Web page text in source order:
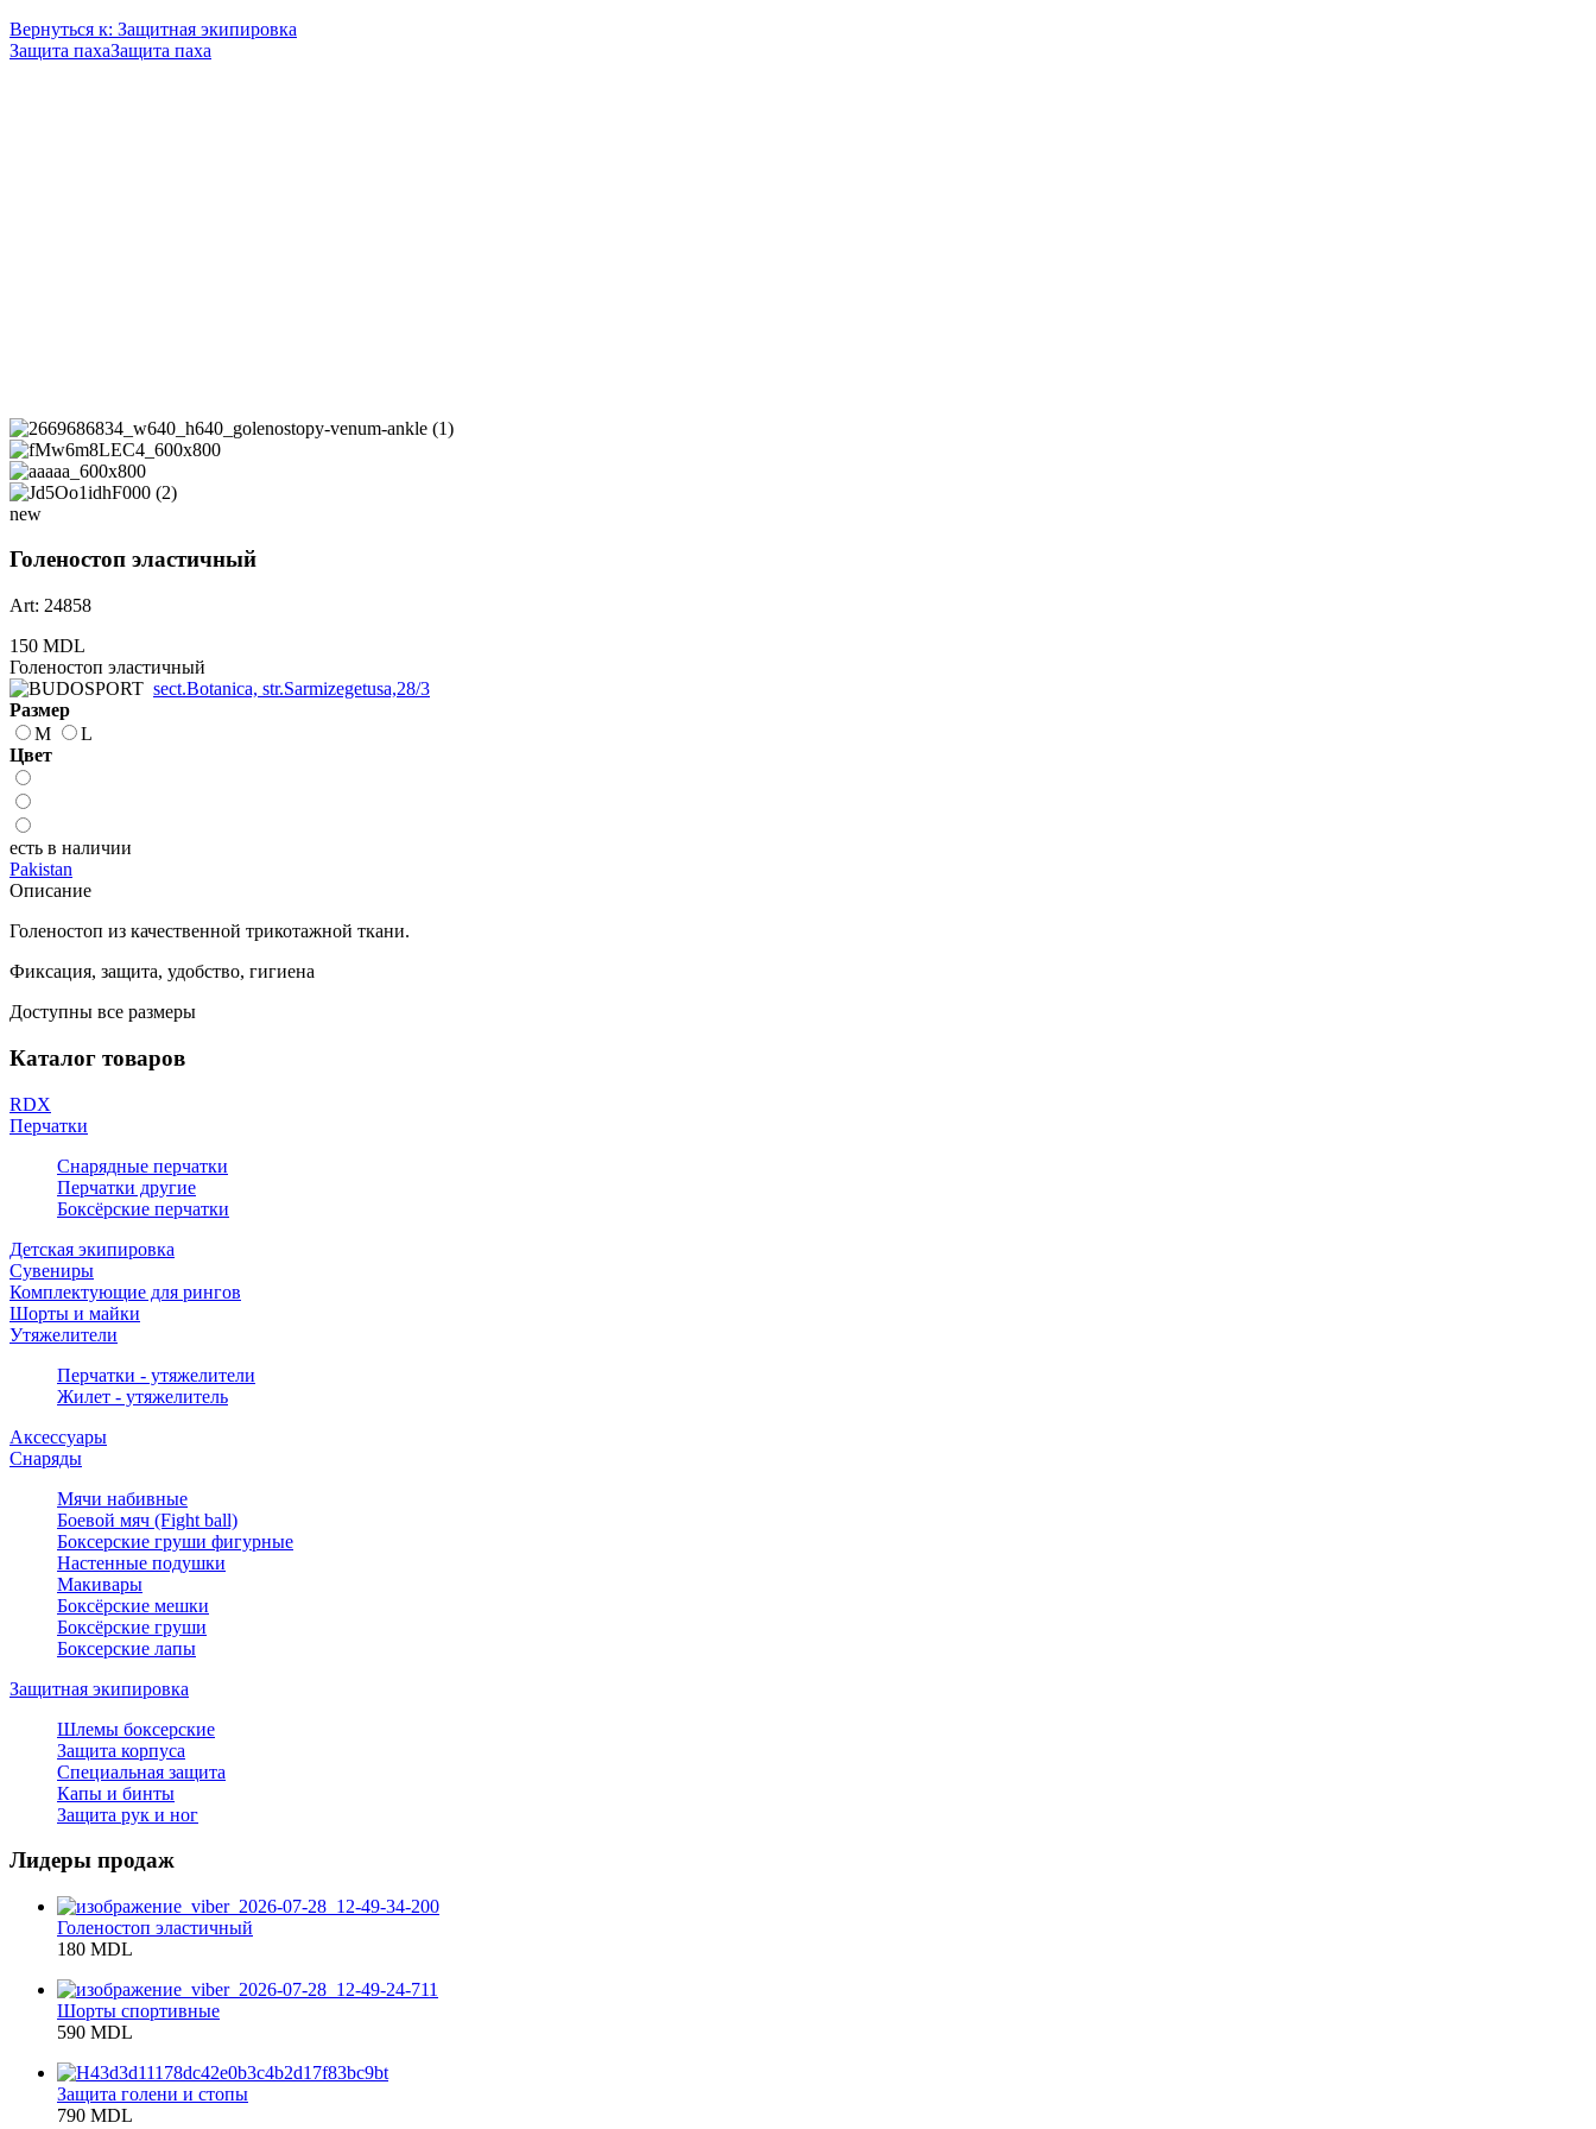
Вернуться к: Защитная экипировка
Защита пахаЗащита паха
new
Голеностоп эластичный
Art: 24858
150 MDL
Голеностоп эластичный
sect.Botanica, str.Sarmizegetusa,28/3
Размер
M
L
Цвет
есть в наличии
Pakistan
Описание
Голеностоп из качественной трикотажной ткани.
Фиксация, защита, удобство, гигиена
Доступны все размеры
Каталог товаров
RDX
Перчатки
Снарядные перчатки
Перчатки другие
Боксёрские перчатки
Детская экипировка
Сувениры
Комплектующие для рингов
Шорты и майки
Утяжелители
Перчатки - утяжелители
Жилет - утяжелитель
Аксессуары
Снаряды
Мячи набивные
Боевой мяч (Fight ball)
Боксерские груши фигурные
Настенные подушки
Макивары
Боксёрские мешки
Боксёрские груши
Боксерские лапы
Защитная экипировка
Шлемы боксерские
Защита корпуса
Специальная защита
Капы и бинты
Защита рук и ног
Лидеры продаж
Голеностоп эластичный
180 MDL
Шорты спортивные
590 MDL
Защита голени и стопы
790 MDL